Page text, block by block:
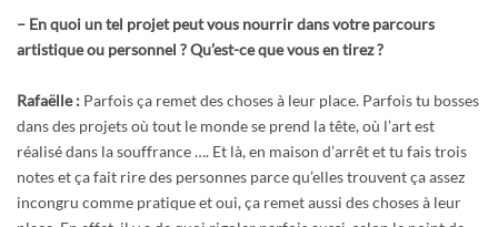
– En quoi un tel projet peut vous nourrir dans votre parcours
artistique ou personnel ? Qu’est-ce que vous en tirez ?
Rafaëlle : Parfois ça remet des choses à leur place. Parfois tu bosses
dans des projets où tout le monde se prend la tête, où l’art est
réalisé dans la souffrance …. Et là, en maison d’arrêt et tu fais trois
notes et ça fait rire des personnes parce qu’elles trouvent ça assez
incongru comme pratique et oui, ça remet aussi des choses à leur